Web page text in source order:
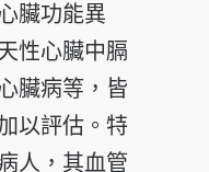
臟功能異
性心臟中膈
臟病等，皆
以評估。特
人，其血管